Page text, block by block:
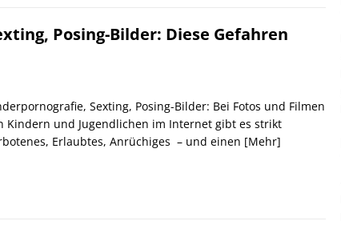
Posing-Bilder: Diese Gefahren
Sexting, Posing-Bilder: Bei Fotos und Filmen
Kindern und Jugendlichen im Internet gibt es strikt
Erlaubtes, Anrüchiges – und einen [Mehr]